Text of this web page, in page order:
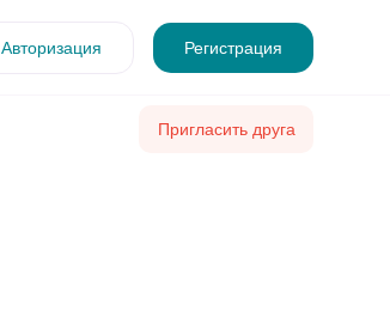
Авторизация Регистрация
Пригласить друга